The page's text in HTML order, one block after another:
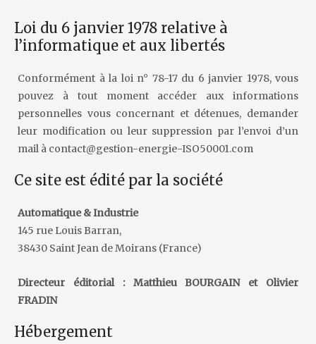
Loi du 6 janvier 1978 relative à
l’informatique et aux libertés
Conformément à la loi n° 78-17 du 6 janvier 1978, vous
pouvez à tout moment accéder aux informations
personnelles vous concernant et détenues, demander
leur modification ou leur suppression par l’envoi d’un
mail à contact@gestion-energie-ISO50001.com
Ce site est édité par la société
Automatique & Industrie
145 rue Louis Barran,
38430 Saint Jean de Moirans (France)
Directeur éditorial : Matthieu BOURGAIN et Olivier
FRADIN
Hébergement